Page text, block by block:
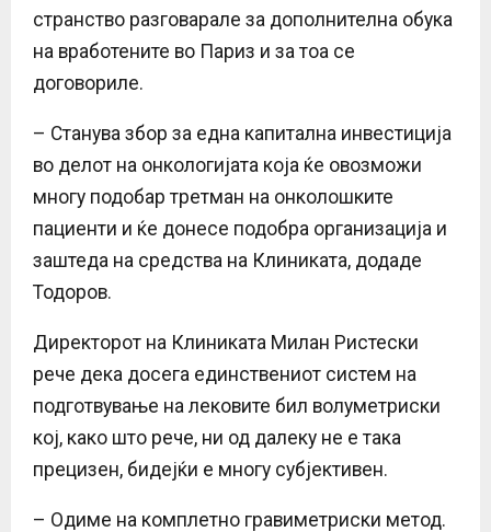
странство разговарале за дополнителна обука
на вработените во Париз и за тоа се
договориле.
– Станува збор за една капитална инвестиција
во делот на онкологијата која ќе овозможи
многу подобар третман на онколошките
пациенти и ќе донесе подобра организација и
заштеда на средства на Клиниката, додаде
Тодоров.
Директорот на Клиниката Милан Ристески
рече дека досега единствениот систем на
подготвување на лековите бил волуметриски
кој, како што рече, ни од далеку не е така
прецизен, бидејќи е многу субјективен.
– Одиме на комплетно гравиметриски метод.